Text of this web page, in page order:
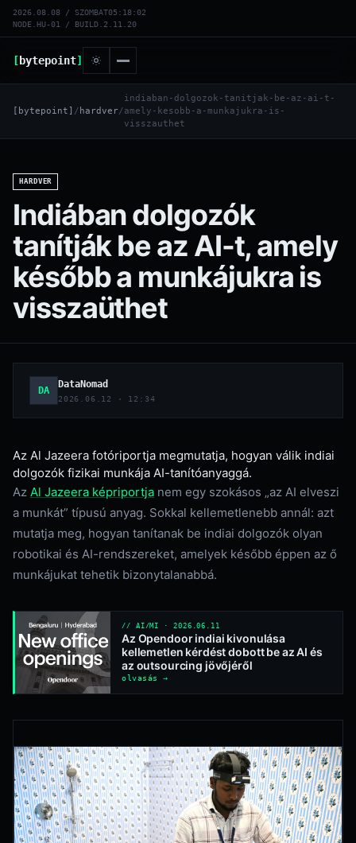
2026.08.08 / SZOMBAT05:18:03
NODE.HU-01 / BUILD.2.11.20
[bytepoint]
[bytepoint] / hardver/
indiaban-dolgozok-tanitjak-be-az-ai-t-
amely-kesobb-a-munkajukra-is-
visszauthet
HARDVER
Indiában dolgozók
tanítják be az AI-t, amely
később a munkájukra is
visszaüthet
DA
DataNomad
2026.06.12 · 12:34
Az Al Jazeera fotóriportja megmutatja, hogyan válik indiai
dolgozók fizikai munkája AI-tanítóanyaggá.
Az Al Jazeera képriportja nem egy szokásos „az AI elveszi
a munkát” típusú anyag. Sokkal kellemetlenebb annál: azt
mutatja meg, hogyan tanítanak be indiai dolgozók olyan
robotikai és AI-rendszereket, amelyek később éppen az ő
munkájukat tehetik bizonytalanabbá.
// AI/MI · 2026.06.11
Az Opendoor indiai kivonulása
kellemetlen kérdést dobott be az AI és
az outsourcing jövőjéről
olvasás →